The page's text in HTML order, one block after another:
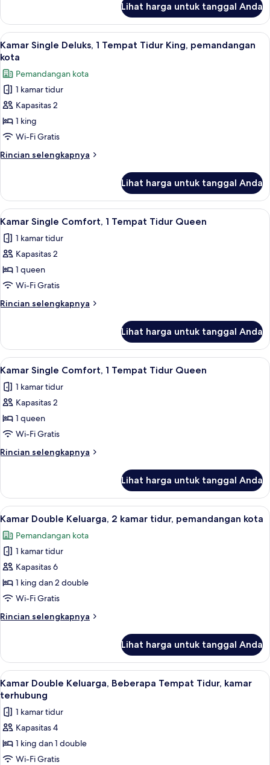
pemandangan
kota
Kamar
Single
Deluks,
1
Tidur
King,
pemandangan
kota
Lihat harga untuk tanggal Anda
Lihat
semua
foto
untuk
Kamar
Single
Deluks,
1
Tempat
Tidur
pemandangan
kota
Kamar Single Deluks, 1 Tempat
5
Kamar Single Deluks, 1 Tempat Tidur King, pemandangan
kota
Pemandangan kota
1 kamar tidur
Kapasitas 2
1 king
Wi-Fi Gratis
Rincian selengkapnya
Rincian
Kamar
Single
Deluks,
Tempat
Tidur
pemandangan
kota
Lihat harga untuk tanggal Anda
Lihat
semua
foto
untuk
Kamar
Single
Comfort,
1
Tidur
Queen
Kamar Single Comfort, 1 Tempat
5
Kamar Single Comfort, 1 Tempat Tidur Queen
1 kamar tidur
Kapasitas 2
1 queen
Wi-Fi Gratis
Rincian selengkapnya
Rincian
Kamar
Single
Comfort,
Tempat
Tidur
Lihat harga untuk tanggal Anda
Lihat
semua
foto
untuk
Kamar
Single
Comfort,
1
Tidur
Queen
Kamar Single Comfort, 1 Tempat
5
Kamar Single Comfort, 1 Tempat Tidur Queen
1 kamar tidur
Kapasitas 2
1 queen
Wi-Fi Gratis
Rincian selengkapnya
Rincian
Kamar
Single
Comfort,
Tempat
Tidur
Queen
Lihat harga untuk tanggal Anda
Lihat
semua
foto
untuk
Kamar
Double
Keluarga,
kamar
kota
Kamar Double Keluarga, 2 kamar
11
Kamar Double Keluarga, 2 kamar tidur, pemandangan kota
Pemandangan kota
1 kamar tidur
Kapasitas 6
1 king dan 2 double
Wi-Fi Gratis
Rincian selengkapnya
Rincian
Kamar
Double
Keluarga,
2
tidur,
pemandangan
Lihat harga untuk tanggal Anda
Lihat
semua
foto
untuk
Kamar
Double
Keluarga,
Kamar Double Keluarga, Beberapa
8
Kamar Double Keluarga, Beberapa Tempat Tidur, kamar
terhubung
1 kamar tidur
Kapasitas 4
1 king dan 1 double
Wi-Fi Gratis